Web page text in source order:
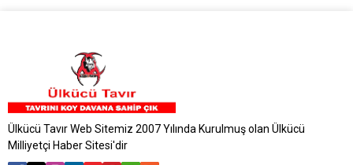
Ülkücü Tavır Web Sitemiz 2007 Yılında Kurulmuş olan Ülkücü
Milliyetçi Haber Sitesi'dir